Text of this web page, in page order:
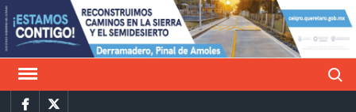
Saltar
al
contenido
FacebookTwitter